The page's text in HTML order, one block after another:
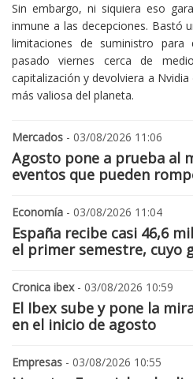
Sin embargo, ni siquiera eso
inmune a las decepciones. Bastó
limitaciones de suministro
pasado viernes cerca de
capitalización y devolviera a
más valiosa del planeta.
Mercados - 03/08/2026 11:06
Agosto pone a prueba al
eventos que pueden
Economía - 03/08/2026 11:04
España recibe casi 46,6
el primer semestre, cuyo
Cronica ibex- 03/08/2026 10:59
El Ibex sube y pone la
en el inicio de agosto
Empresas - 03/08/2026 10:55